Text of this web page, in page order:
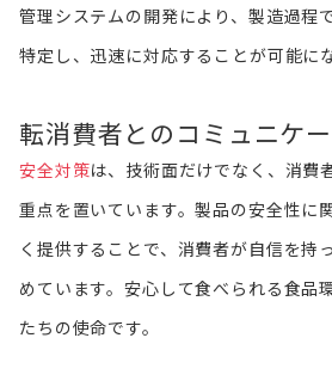
管理システムの開発により、製造過程
特定し、迅速に対応することが可能に
転消費者とのコミュニケ
安全対策は、技術面だけでなく、消費
重点を置いています。製品の安全性に
く提供することで、消費者が自信を持
めています。安心して食べられる食品
たちの使命です。